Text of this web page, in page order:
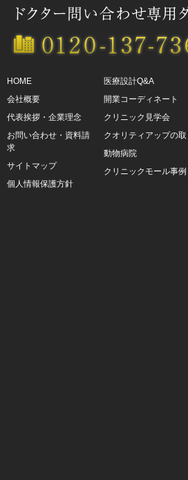
HOME
会社概要
代表挨拶・企業理念
お問い合わせ・資料請
求
サイトマップ
個人情報保護方針
医療設計Q&A
開業コーディネート
クリニック見学会
クオリティアップの
動物病院
クリニックモール事例